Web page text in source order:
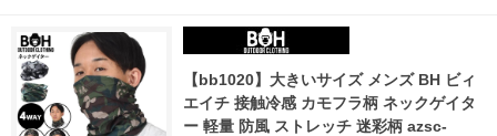
【bb1020】大きいサイズ メンズ BH ビィ
エイチ 接触冷感 カモフラ柄 ネックゲイタ
ー 軽量 防風 ストレッチ 迷彩柄 azsc-